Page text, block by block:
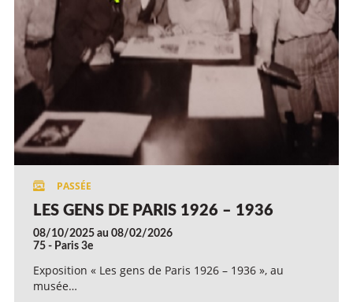
LES GENS DE PARIS 1926 – 1936
08/10/2025 au 08/02/2026
75 - Paris 3e
Exposition « Les gens de Paris 1926 – 1936 », au
musée…